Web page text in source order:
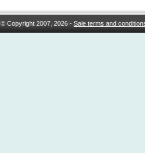
© Copyright 2007, 2026 -Sale terms and